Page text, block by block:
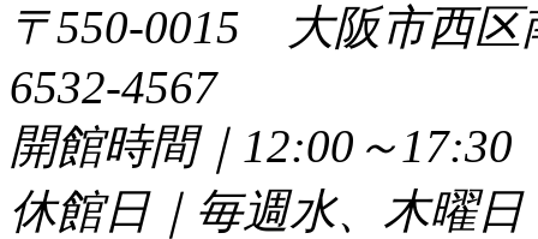
〒550-0015 大阪市西
6532-4567
開館時間｜12:00～
休館日｜毎週水、木曜